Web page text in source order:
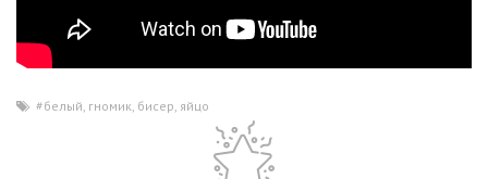
#белый гномик бисер яйцо